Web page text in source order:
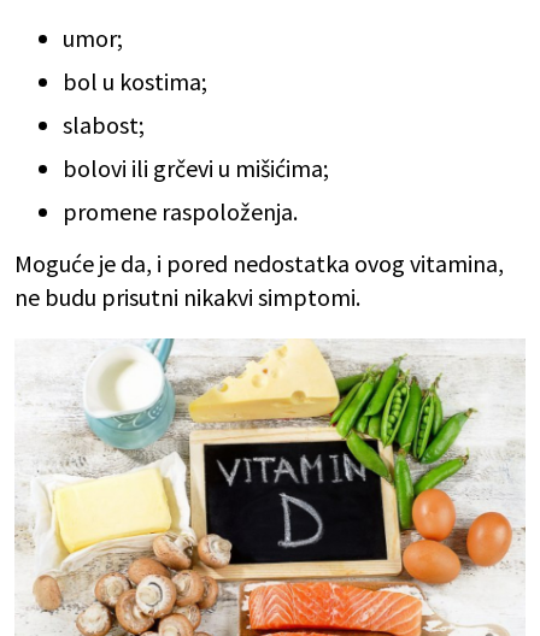
umor;
bol u kostima;
slabost;
bolovi ili grčevi u mišićima;
promene raspoloženja.
Moguće je da, i pored nedostatka ovog vitamina,
ne budu prisutni nikakvi simptomi.